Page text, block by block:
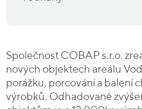
Společnost COBAP s.r.o.
nových objektech areálu
porážku, porcování a balení
výrobků. Odhadované